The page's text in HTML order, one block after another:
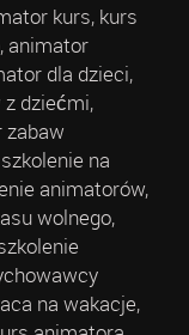
kurs, kurs
animator
dla dzieci,
dziećmi,
zabaw
na
animatorów,
wolnego,
na wakacje,